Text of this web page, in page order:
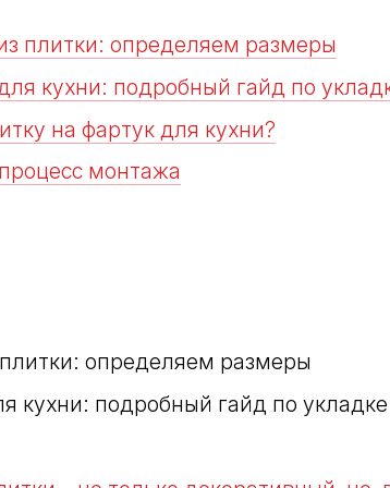
плитки: определяем размеры
кухни: подробный гайд по
на фартук для кухни?
монтажа
определяем размеры
кухни: подробный гайд по укладке